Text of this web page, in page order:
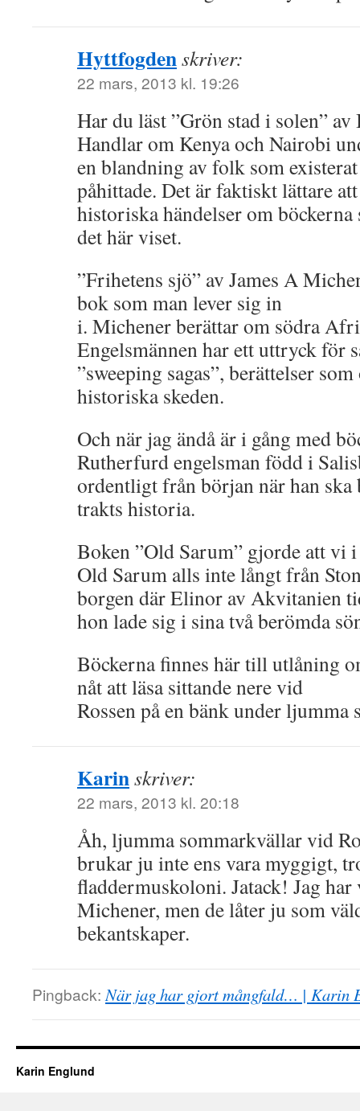
Hyttfogdenskriver:
22 mars, 2013 kl. 19:26
Har du läst ”Grön stad i solen” av
Handlar om Kenya och Nairobi
en blandning av folk som
påhittade. Det är faktiskt lättare
historiska händelser om
det här viset.
”Frihetens sjö” av James A
bok som man lever sig in
i. Michener berättar om södra
Engelsmännen har ett uttryck för
”sweeping sagas”, berättelser
historiska skeden.
Och när jag ändå är i gång med
Rutherfurd engelsman född i
ordentligt från början när han ska
trakts historia.
Boken ”Old Sarum” gjorde att vi
Old Sarum alls inte långt från
borgen där Elinor av Akvitanien
hon lade sig i sina två berömda
Böckerna finnes här till utlåning
nåt att läsa sittande nere vid
Rossen på en bänk under ljumma
Karinskriver:
22 mars, 2013 kl. 20:18
Åh, ljumma sommarkvällar vid
brukar ju inte ens vara myggigt,
fladdermuskoloni. Jatack! Jag
Michener, men de låter ju som
bekantskaper.
Pingback: När jag har gjort mångfald… | Karin
Karin Englund